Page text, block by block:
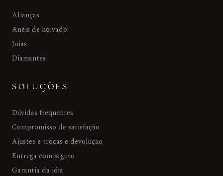
Alianças
Anéis de noivado
Joias
Diamantes
SOLUÇÕES
Dúvidas frequentes
Compromisso de satisfação
Ajustes e trocas e devolução
Entrega com seguro
Garantia da jóia